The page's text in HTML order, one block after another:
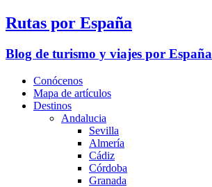
Rutas por España
Blog de turismo y viajes por España
Conócenos
Mapa de artículos
Destinos
Andalucia
Sevilla
Almería
Cádiz
Córdoba
Granada